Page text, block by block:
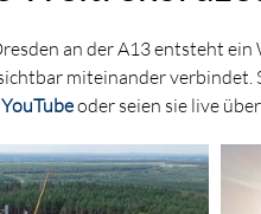
an der A13 entsteht
miteinander verbindet.
YouTubeoder seien sie live